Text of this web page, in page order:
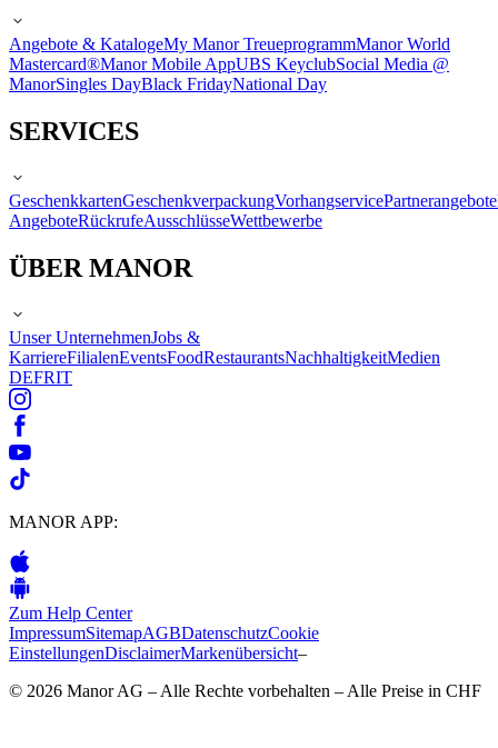
Angebote & KatalogeMy Manor TreueprogrammManor World
Mastercard®Manor Mobile AppUBS KeyclubSocial Media @
ManorSingles DayBlack FridayNational Day
SERVICES
GeschenkkartenGeschenkverpackungVorhangservicePartnerangebote
AngeboteRückrufeAusschlüsseWettbewerbe
ÜBER MANOR
Unser UnternehmenJobs &
KarriereFilialenEventsFoodRestaurantsNachhaltigkeitMedien
DEFRIT
MANOR APP:
Zum Help Center
ImpressumSitemapAGBDatenschutzCookie
EinstellungenDisclaimerMarkenübersicht–
© 2026 Manor AG – Alle Rechte vorbehalten – Alle Preise in CHF